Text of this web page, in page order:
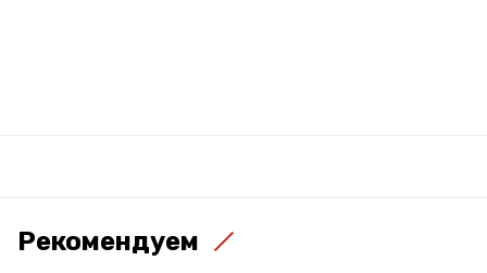
Рекомендуем